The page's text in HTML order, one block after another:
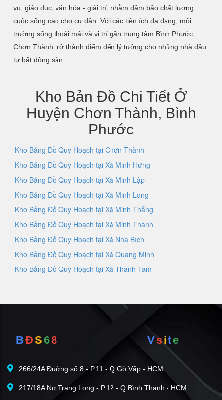
vụ, giáo dục, văn hóa - giải trí, nhằm đảm bảo chất lượng
cuộc sống cao cho cư dân. Với các tiện ích đa dạng, môi
trường sống thoải mái và vị trí gần trung tâm Bình Phước,
Chơn Thành trở thành điểm đến lý tưởng cho những nhà đầu
tư bất động sản.
Kho Bản Đồ Chi Tiết Ở
Huyện Chơn Thành, Bình
Phước
Kho Bảng Đồ Quy Hoạch tại Chơn Thành
Kho Bảng Đồ Quy Hoạch tại Xã Minh Hưng
Kho Bảng Đồ Quy Hoạch tại Xã Minh Lập
Kho Bảng Đồ Quy Hoạch tại Xã Minh Long
Kho Bảng Đồ Quy Hoạch tại Xã Minh Thắng
Kho Bảng Đồ Quy Hoạch tại Xã Minh Thành
Kho Bảng Đồ Quy Hoạch tại Xã Nha Bích
Kho Bảng Đồ Quy Hoạch tại Xã Quang Minh
Kho Bảng Đồ Quy Hoạch tại Xã Thành Tâm
BĐS68 Vsite
266/24A Đường số 8 - P.11 - Q.Gò Vấp - HCM
217/18A Nơ Trang Long - P.12 - Q.Bình Thạnh - HCM